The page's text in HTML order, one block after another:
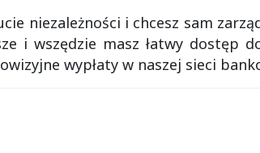
niezależności i chcesz sam
i wszędzie masz łatwy dostęp
wypłaty w naszej sieci